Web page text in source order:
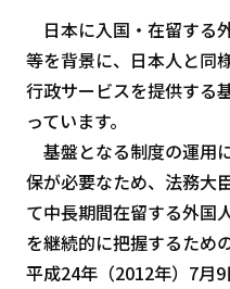
日本に入国・在留する
等を背景に、日本人と同
行政サービスを提供する
っています。
基盤となる制度の運用
保が必要なため、法務大
て中長期間在留する外国
を継続的に把握するため
平成24年（2012年）7月9